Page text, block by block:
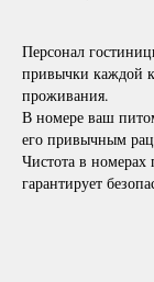
Персонал
привычки каждой
проживания.
В номере ваш
его привычным
Чистота в номерах
гарантирует